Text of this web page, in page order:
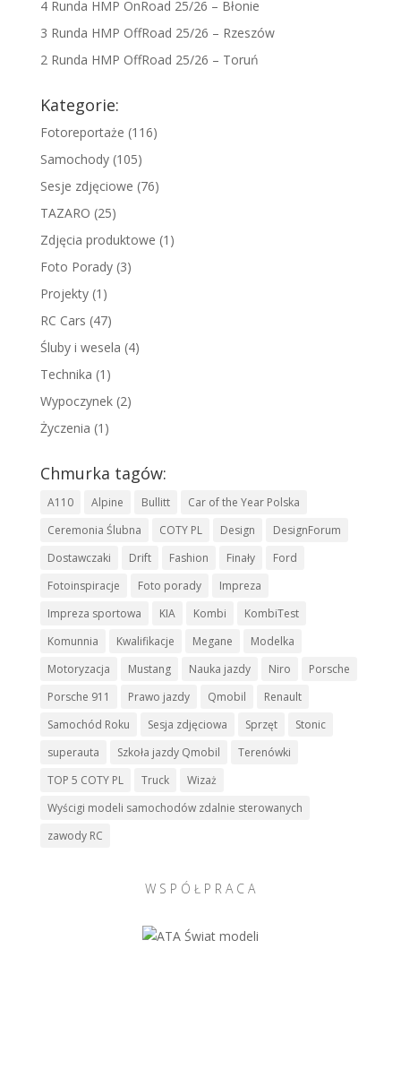
4 Runda HMP OnRoad 25/26 – Błonie
3 Runda HMP OffRoad 25/26 – Rzeszów
2 Runda HMP OffRoad 25/26 – Toruń
Kategorie:
Fotoreportaże (116)
Samochody(105)
Sesje zdjęciowe (76)
TAZARO (25)
Zdjęcia produktowe (1)
Foto Porady(3)
Projekty(1)
RC Cars (47)
Śluby i wesela (4)
Technika (1)
Wypoczynek(2)
Życzenia (1)
Chmurka tagów:
A110 Alpine Bullitt
Car of the Year Polska
Ceremonia Ślubna
COTY PL Design
DesignForum
Dostawczaki
Drift Fashion Finały
Ford
Fotoinspiracje
Foto porady
Impreza
Impreza sportowa
KIA Kombi
KombiTest
Komunnia
Kwalifikacje Megane
Modelka
Motoryzacja
Mustang Nauka jazdy Niro
Porsche
Porsche 911
Prawo jazdy Qmobil
Renault
Samochód Roku
Sesja zdjęciowa Sprzęt
Stonic
superauta
Szkoła jazdy Qmobil
Terenówki
TOP 5 COTY PL
Truck
Wizaż
Wyścigi modeli samochodów zdalnie sterowanych
zawody RC
W S P Ó Ł P R A C A